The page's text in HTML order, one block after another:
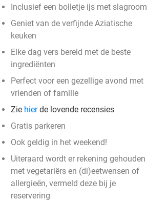
Inclusief een bolletje ijs met slagroom
Geniet van de verfijnde Aziatische
keuken
Elke dag vers bereid met de beste
ingrediënten
Perfect voor een gezellige avond met
vrienden of familie
Zie hierde lovende recensies
Gratis parkeren
Ook geldig in het weekend!
Uiteraard wordt er rekening gehouden
met vegetariërs en (di)eetwensen of
allergieën, vermeld deze bij je
reservering